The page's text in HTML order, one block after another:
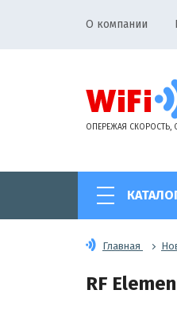
О компании
ОПЕРЕЖАЯ СКОРОСТЬ,
Главная
RF